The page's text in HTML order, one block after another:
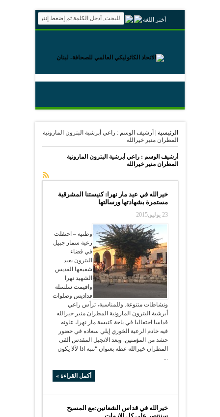
أختر اللغة
الرئيسية
أرشيف الوسم : راعي أبرشية البترون المارونية
المطران منير خيرالله
أرشيف الوسم :راعي أبرشية البترون المارونية
المطران منير خيرالله
خيرالله في عيد مار نهرا: كنيستنا المشرقية
مستمرة بشهادتها ورسالتها
23 يوليو,2015
وطنية – احتفلت
رعية سمار جبيل
في قضاء
البترون بعيد
شفيعها القديس
الشهيد نهرا
واقيمت سلسلة
قداديس وصلوات
ونشاطات متنوعة. وللمناسبة، ترأس راعي
أبرشية البترون المارونية المطران منير خيرالله
قداسا احتفاليا في باحة كنيسة مار نهرا، عاونه
فيه خادم الرعية الخوري إيلي سعاده في حضور
حشد من المؤمنين. وبعد الانجيل المقدس ألقى
المطران خيرالله عظة بعنوان “تنبه اذا لألا يكون
...
أكمل القراءة »
خيرالله في قداس الشعانين:مع المسيح